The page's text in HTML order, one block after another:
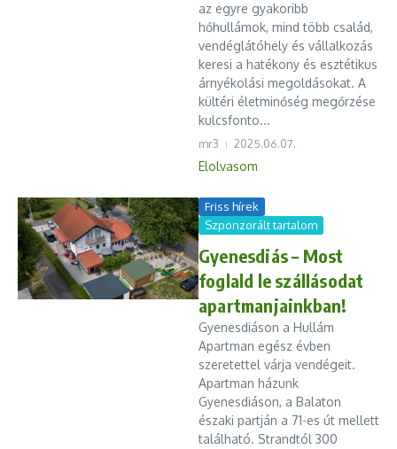
az egyre gyakoribb
hőhullámok, mind több család,
vendéglátóhely és vállalkozás
keresi a hatékony és esztétikus
árnyékolási megoldásokat. A
kültéri életminőség megőrzése
kulcsfonto...
mr3 2025.06.07.
Elolvasom
Friss hírek
Szponzorált tartalom
Gyenesdiás – Most
foglald le szállásodat
apartmanjainkban!
Gyenesdiáson a Hullám
Apartman egész évben
szeretettel várja vendégeit.
Apartman házunk
Gyenesdiáson, a Balaton
északi partján a 71-es út mellett
található. Strandtól 300